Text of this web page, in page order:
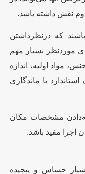
نقش داشته باشد.
که درنظرداشتن
موردنظر بسیار مهم
مواد اولیه، اندازه
با ماندگاری
مشخصات مکان
اجرا مفید باشد.
حساس و پیچیده